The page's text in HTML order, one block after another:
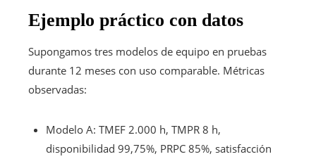
Ejemplo práctico con datos
Supongamos tres modelos de equipo en pruebas
durante 12 meses con uso comparable. Métricas
observadas:
Modelo A: TMEF 2.000 h, TMPR 8 h,
disponibilidad 99,75%, PRPC 85%, satisfacción